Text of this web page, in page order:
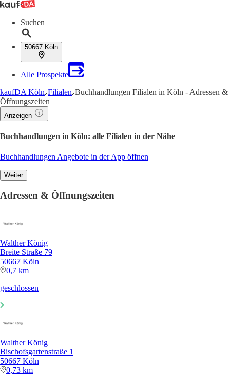
Suchen
50667 Köln
Alle Prospekte
kaufDA Köln Filialen Buchhandlungen Filialen in Köln - Adressen &
Öffnungszeiten
Anzeigen
Buchhandlungen in Köln: alle Filialen in der Nähe
Buchhandlungen Angebote in der App öffnen
Weiter
Adressen & Öffnungszeiten
Walther König
Breite Straße 79
50667 Köln
0,7 km
geschlossen
Walther König
Bischofsgartenstraße 1
50667 Köln
0,73 km